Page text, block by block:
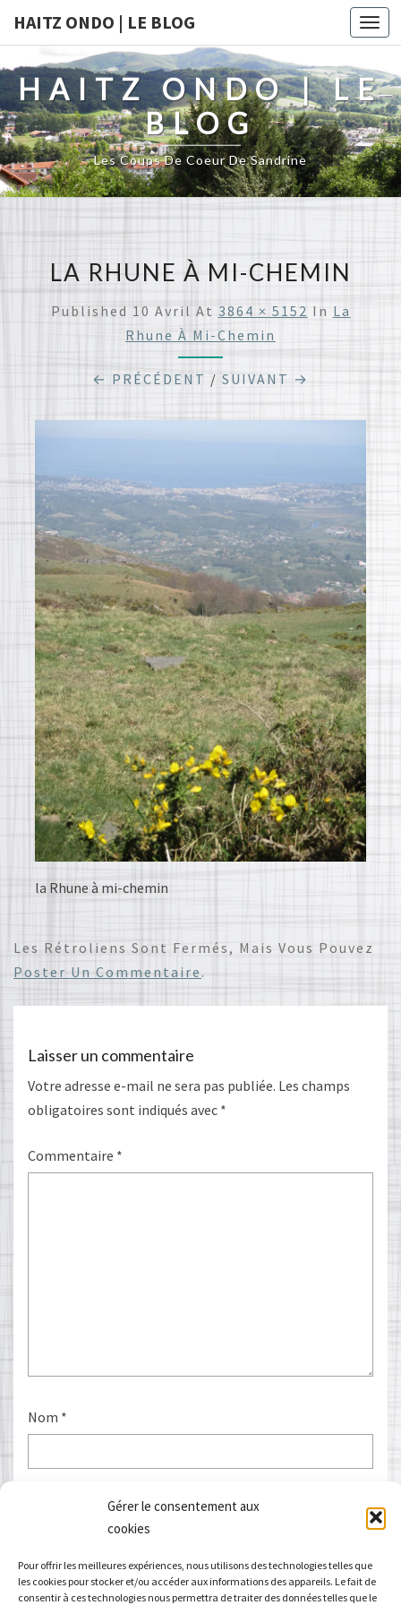
Gérer le consentement aux
cookies
Pour offrir les meilleures expériences, nous utilisons des technologies telles que
les cookies pour stocker et/ou accéder aux informations des appareils. Le fait de
consentir à ces technologies nous permettra de traiter des données telles que le
HAITZ ONDO | LE BLOG
HAITZ ONDO | LE
BLOG
Les Coups De Coeur De Sandrine
LA RHUNE À MI-CHEMIN
Published 10 Avril At 3864 × 5152 In La
Rhune À Mi-Chemin
← PRÉCÉDENT / SUIVANT →
la Rhune à mi-chemin
Les Rétroliens Sont Fermés, Mais Vous Pouvez
Poster Un Commentaire.
Laisser un commentaire
Votre adresse e-mail ne sera pas publiée. Les champs
obligatoires sont indiqués avec *
Commentaire *
Nom *
Site web